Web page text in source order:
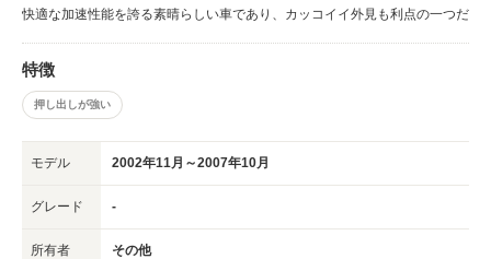
快適な加速性能を誇る素晴らしい車であり、カッコイイ外見も利点の一つだ
特徴
押し出しが強い
モデル 2002年11月～2007年10月
グレード -
所有者 その他